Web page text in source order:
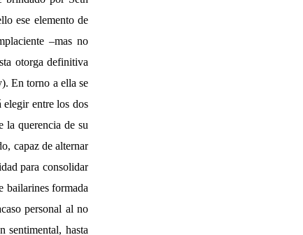
ese elemento de
–mas no
otorga definitiva
En torno a ella se
elegir entre los dos
la querencia de su
capaz de alternar
para consolidar
bailarines formada
personal al no
sentimental, hasta